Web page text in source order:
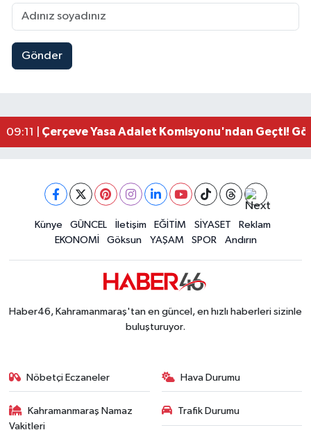
Gönder
17:19 |Kahramanmaraşlı İşçi Adana'daki Tünel
09:11 | Çerçeve Yasa Adalet Komisyonu'ndan Geçti!
09:04 |Kahramanmaraş'taki Okul Saldırısı TBMM
Kahramanmaraş'ta Pusula Maraş Eğitim
Kahramanmaraş'ta Tarım İçin Su Seferberliği
20:02 |Kahramanmaraş'ta 5 Kilometrelik Yolda Sıcak
Künye GÜNCEL İletişim EĞİTİM SİYASET
Reklam
EKONOMİ
Göksun YAŞAM SPOR Andırın
Haber46, Kahramanmaraş'tan en güncel, en hızlı haberleri sizinle
buluşturuyor.
Nöbetçi Eczaneler Hava Durumu
Kahramanmaraş Namaz
Vakitleri
Trafik Durumu